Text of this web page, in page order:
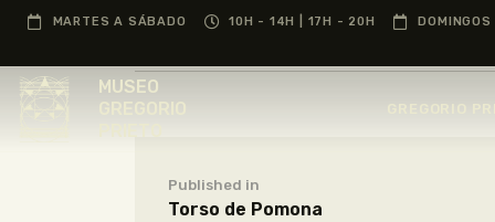
MARTES A SÁBADO 10H - 14H | 17H - 20H
MUSEO
Published in
Torso de Pomona